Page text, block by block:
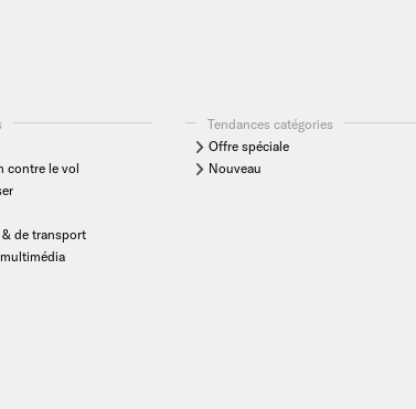
contre le vol
de transport
Tendances catégories
Offre spéciale
Nouveau